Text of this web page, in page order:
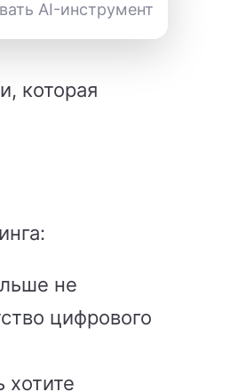
AI-инструмент
которая
не
цифрового